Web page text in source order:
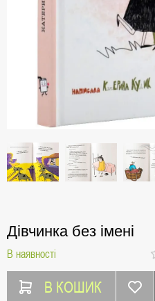
Дівчинка без імені
В наявності
В КОШИК